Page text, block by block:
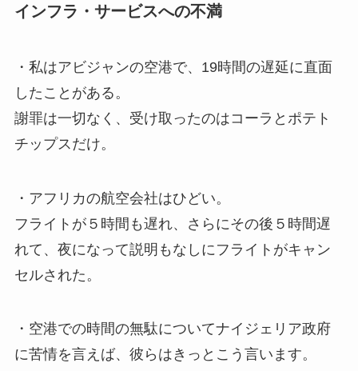
インフラ・サービスへの不満
・私はアビジャンの空港で、19時間の遅延に直面
したことがある。
謝罪は一切なく、受け取ったのはコーラとポテト
チップスだけ。
・アフリカの航空会社はひどい。
フライトが５時間も遅れ、さらにその後５時間遅
れて、夜になって説明もなしにフライトがキャン
セルされた。
・空港での時間の無駄についてナイジェリア政府
に苦情を言えば、彼らはきっとこう言います。